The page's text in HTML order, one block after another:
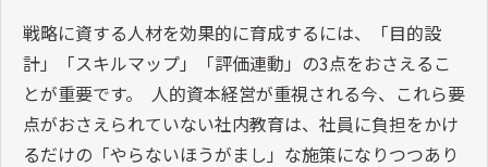
戦略に資する人材を効果的に育成するには、「目的設
計」「スキルマップ」「評価連動」の3点をおさえるこ
とが重要です。 人的資本経営が重視される今、これら要
点がおさえられていない社内教育は、社員に負担をかけ
るだけの「やらないほうがまし」な施策になりつつあり